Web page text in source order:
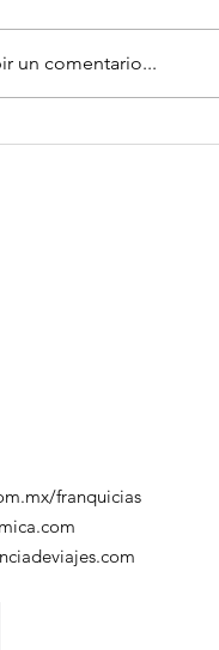
un comentario...
franquicias